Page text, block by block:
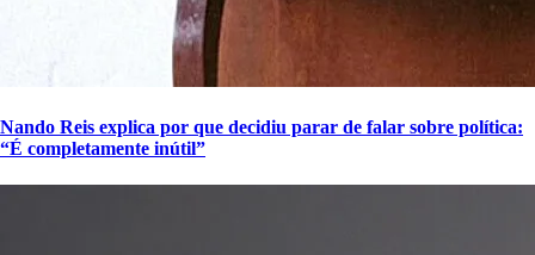
Nando Reis explica por que decidiu parar de falar sobre política:
“É completamente inútil”